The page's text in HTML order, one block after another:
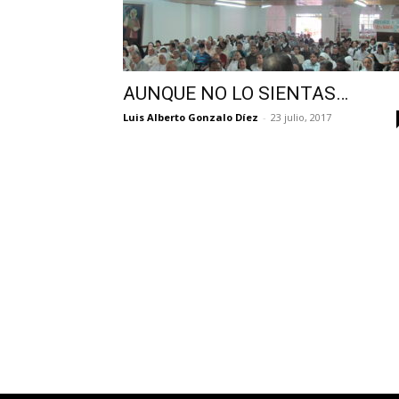
AUNQUE NO LO SIENTAS…
Luis Alberto Gonzalo Díez - 23 julio, 2017